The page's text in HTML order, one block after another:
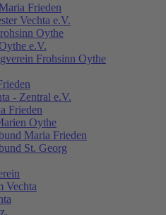
Frieden
Vechta e.V.
Oythe
e.V.
Frohsinn Oythe
- Zentral e.V.
Frieden
Oythe
Maria Frieden
St. Georg
Vechta